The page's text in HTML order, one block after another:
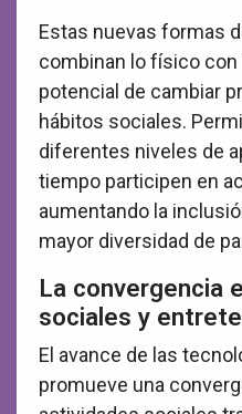
Estas nuevas formas
combinan lo físico con
potencial de cambiar
hábitos sociales.
diferentes niveles de
tiempo participen en
aumentando la
mayor diversidad de
La convergencia
sociales y
El avance de las
promueve una